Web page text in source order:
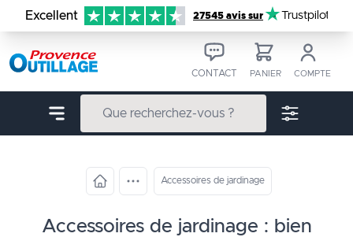
Aller au contenu
Excellent 27545 avis sur Trustpilot
CONTACT PANIER COMPTE
Accessoires de jardinage
accessoires de jardinage : bien